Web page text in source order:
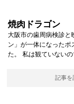
焼肉ドラゴン
大阪市の歯周病検診と
ン」が一体になったポ
た。 私は観ていない
記事を